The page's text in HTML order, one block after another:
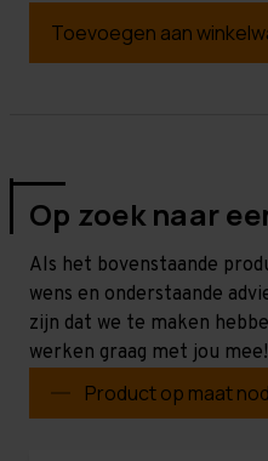
Toevoegen aan
Op zoek naar
Als het bovenstaande
wens en onderstaande
zijn dat we te maken
werken graag met jou mee!
Product op maat